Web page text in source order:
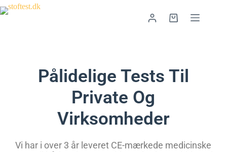
Pålidelige Tests Til
Private Og
Virksomheder
Vi har i over 3 år leveret CE-mærkede medicinske